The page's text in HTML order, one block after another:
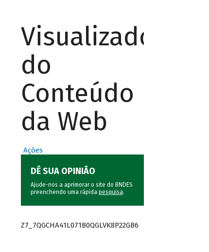
Visualizador
do
Conteúdo
da Web
Ações
DÊ SUA OPINIÃO
Ajude-nos a aprimorar o site do BNDES
preenchendo uma rápida pesquisa.
Z7_7QGCHA41L071B0QGLVK8P22GB6